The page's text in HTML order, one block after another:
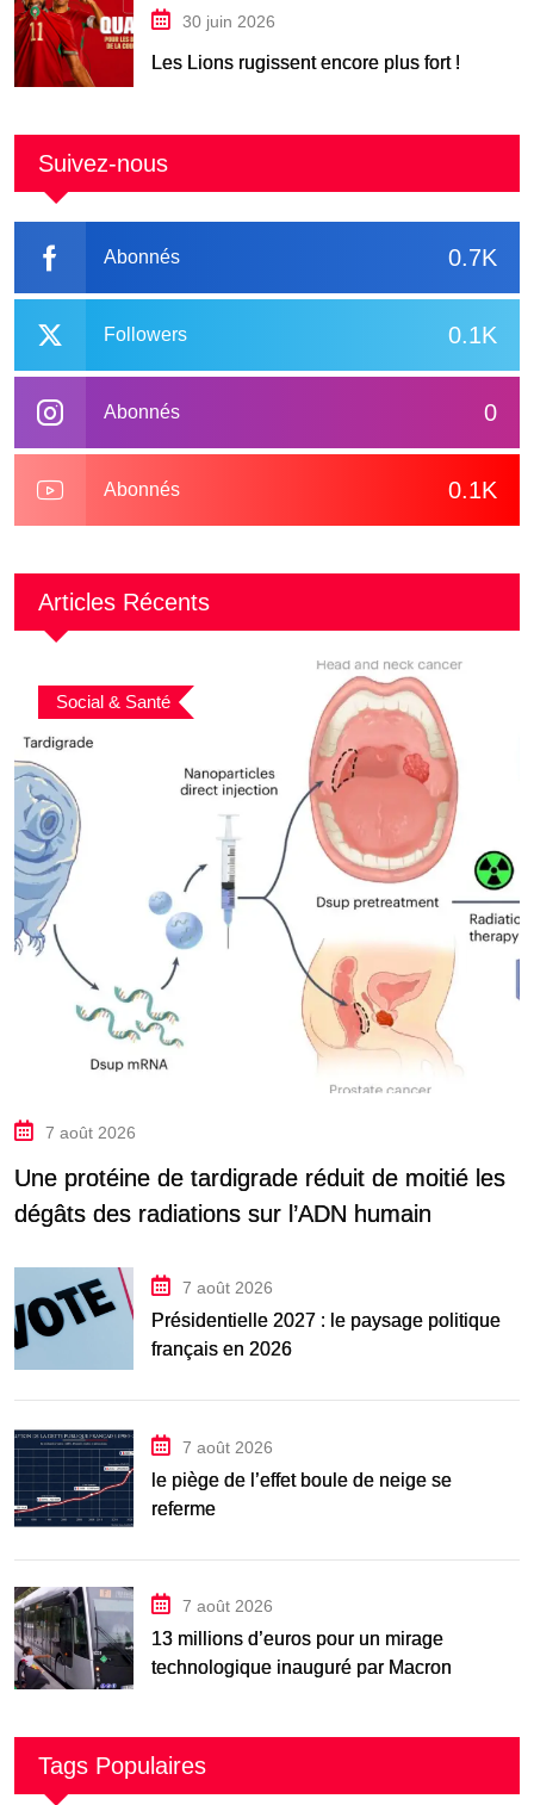
30 juin 2026
Les Lions rugissent encore plus fort !
Suivez-nous
0.7K
Abonnés
0.1K
Followers
0
Abonnés
0.1K
Abonnés
Articles Récents
Social & Santé
7 août 2026
Une protéine de tardigrade réduit de moitié les
dégâts des radiations sur l’ADN humain
7 août 2026
Présidentielle 2027 : le paysage politique
français en 2026
7 août 2026
le piège de l’effet boule de neige se
referme
7 août 2026
13 millions d’euros pour un mirage
technologique inauguré par Macron
Tags Populaires